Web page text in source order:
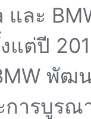
และ
แต่ปี
พัฒ
ารบูรณ